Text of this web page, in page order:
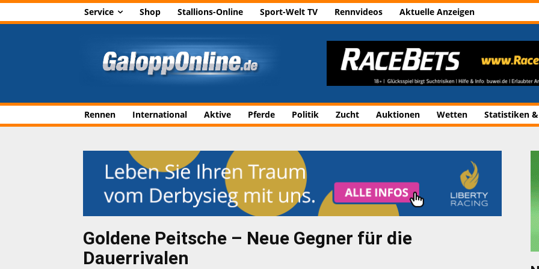
Service Shop Stallions-Online Sport-Welt TV Rennvideos Aktuelle Anzeigen
Rennen International Aktive Pferde Politik Zucht Auktionen Wetten Statistiken
Goldene Peitsche – Neue Gegner für die
Dauerrivalen